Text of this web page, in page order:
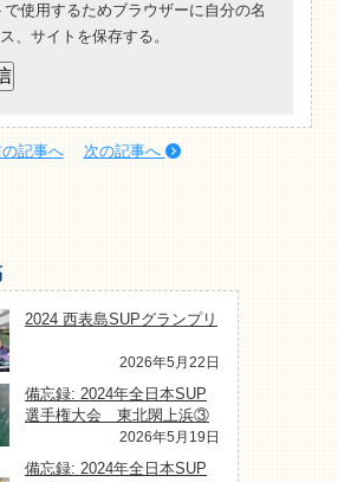
使用するためブラウザーに自分の名
、サイトを保存する。
記事へ 次の記事へ
2024 西表島SUPグランプリ
2026年5月22日
備忘録: 2024年全日本SUP
選手権大会 東北閖上浜③
2026年5月19日
備忘録: 2024年全日本SUP